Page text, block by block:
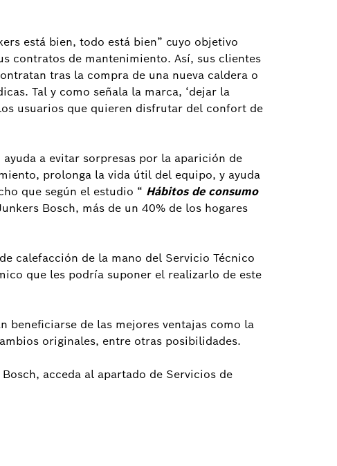
está bien, todo está bien” cuyo objetivo
contratos de mantenimiento. Así, sus clientes
tras la compra de una nueva caldera o
Tal y como señala la marca, ‘dejar la
usuarios que quieren disfrutar del confort de
a evitar sorpresas por la aparición de
prolonga la vida útil del equipo, y ayuda
que según el estudio “ Hábitos de consumo
Bosch, más de un 40% de los hogares
calefacción de la mano del Servicio Técnico
que les podría suponer el realizarlo de este
beneficiarse de las mejores ventajas como la
originales, entre otras posibilidades.
acceda al apartado de Servicios de